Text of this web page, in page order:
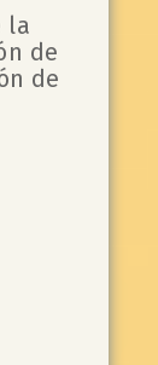
la
de
de